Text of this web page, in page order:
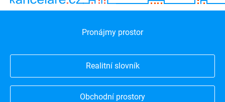
Pronájmy prostor
Realitní slovník
Obchodní prostory